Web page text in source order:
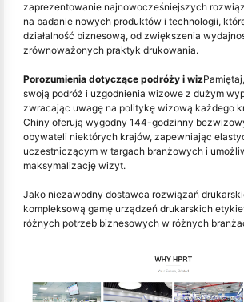
zaprezentowanie najnowocześniejszych
na badanie nowych produktów i technologii,
działalność biznesową, od zwiększenia
zrównoważonych praktyk drukowania.
Porozumienia dotyczące podróży i wiz
swoją podróż i uzgodnienia wizowe z dużym
zwracając uwagę na politykę wizową każdego
Chiny oferują wygodny 144-godzinny
obywateli niektórych krajów, zapewniając
uczestniczącym w targach branżowych i
maksymalizację wizyt.
Jako niezawodny dostawca rozwiązań
kompleksową gamę urządzeń drukarskich
różnych potrzeb biznesowych w różnych